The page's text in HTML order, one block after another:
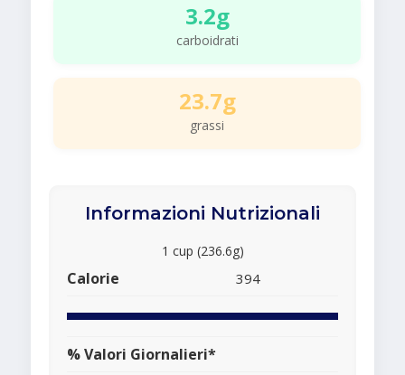
3.2g
carboidrati
23.7g
grassi
Informazioni Nutrizionali
1 cup (236.6g)
Calorie 394
% Valori Giornalieri*